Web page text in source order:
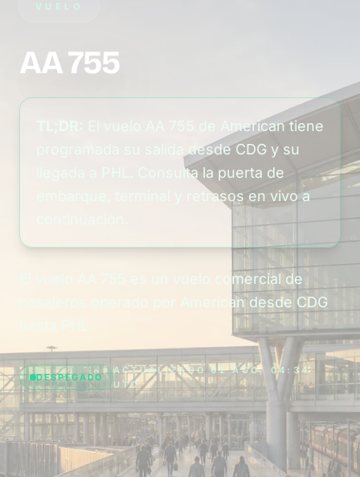
VUELO
AA 755
El vuelo AA 755 de American tiene
programada su salida desde CDG y su
llegada a PHL. Consulta la puerta de
embarque, terminal y retrasos en vivo a
El vuelo AA 755 es un vuelo comercial de
pasajeros operado por American desde CDG
DESPEGADO
ACTUALIZADO 02 AGO, 04:34
UTC